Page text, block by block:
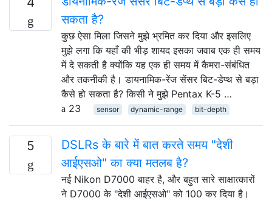
सकता है?
कुछ ऐसा मिला जिसने मुझे भ्रमित कर दिया और इसलिए
मुझे लगा कि यहाँ की भीड़ शायद इसका जवाब एक ही समय
में दे सकती है क्योंकि यह एक ही समय में कैमरा-संबंधित
और तकनीकी है। डायनामिक-रेंज सेंसर बिट-डेप्थ से बड़ा
कैसे हो सकता है? किसी ने मुझे Pentax K-5 …
23
sensor dynamic-range bit-depth
5
DSLRs के बारे में बात करते समय "देशी
आईएसओ" का क्या मतलब है?
नई Nikon D7000 बाहर है, और बहुत सारे साक्षात्कारों
ने D7000 के "देशी आईएसओ" को 100 कर दिया है।